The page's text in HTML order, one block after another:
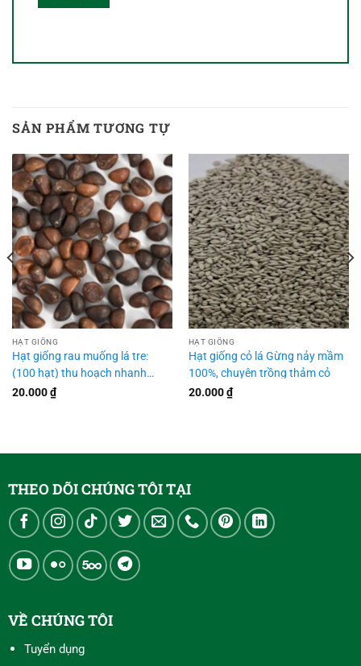
SẢN PHẨM TƯƠNG TỰ
HẠT GIỐNG
Hạt giống rau muống lá tre:
(100 hạt) thu hoạch nhanh
chóng
20.000₫
HẠT GIỐNG
Hạt giống cỏ lá Gừng nảy mầm
100%, chuyên trồng thảm cỏ
20.000₫
THEO DÕI CHÚNG TÔI TẠI
VỀ CHÚNG TÔI
Tuyển dụng